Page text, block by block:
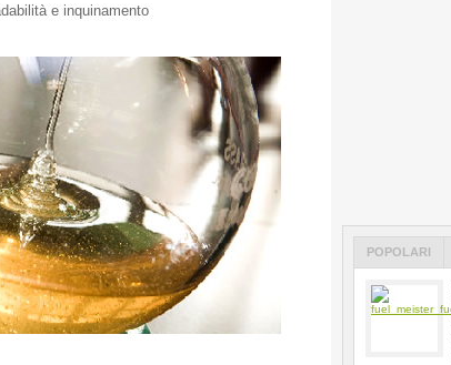
e inquinamento
POPOLARI